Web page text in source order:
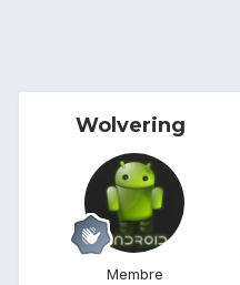
Wolvering
Membre